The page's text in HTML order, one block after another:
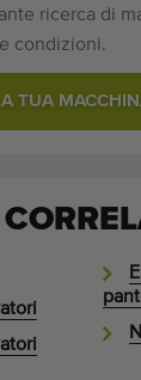
ricerca di
condizioni.
TUA